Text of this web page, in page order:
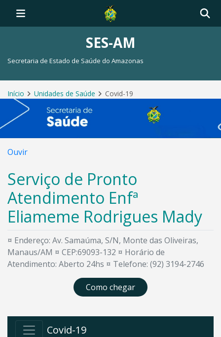
SES-AM
Secretaria de Estado de Saúde do Amazonas
Início Unidades de Saúde Covid-19
Ouvir
Serviço de Pronto
Atendimento Enfª
Eliameme Rodrigues Mady
¤ Endereço: Av. Samaúma, S/N, Monte das Oliveiras,
Manaus/AM ¤ CEP:69093-132 ¤ Horário de
Atendimento: Aberto 24hs ¤ Telefone: (92) 3194-2746
Como chegar
Covid-19